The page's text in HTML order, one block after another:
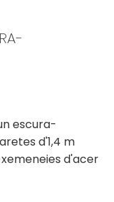
escura-
d'1,4 m
d'acer